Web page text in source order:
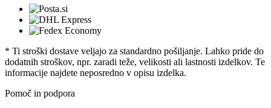
* Ti stroški dostave veljajo za standardno pošiljanje. Lahko pride do
dodatnih stroškov, npr. zaradi teže, velikosti ali lastnosti izdelkov. Te
informacije najdete neposredno v opisu izdelka.
Pomoč in podpora